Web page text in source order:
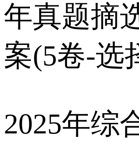
年真题摘
案(5卷-选
2025年综